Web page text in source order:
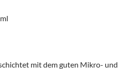
mit dem guten Mikro- und